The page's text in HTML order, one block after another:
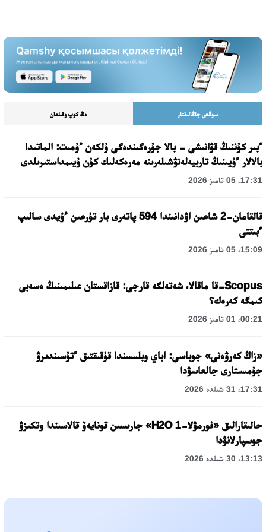
سوڭعى جاڭالىقتار ەڭ كوپ وقىلعان
ءبىر كۇننىڭ قۋانىشى - بالا جۇرەگىندەگى ۇلكەن ءۇمىت: الماتىدا
بالالار ءۇيىنىڭ تاربيەلەنۋشىلەرىنە مەرەكەلىك كۇن ۇيىمداستىرىلدى
17:31، 05 تامىز 2026
قالقامان-2 شاعىن اۋدانىندا 594 پاتەرى بار تۇرعىن ءۇيدى سالىپ
ءبىتتى
15:09، 05 تامىز 2026
Scopus-قا ماقالا، شەتەلگە قارجى: قازاقستان عىلىمىنىڭ ەسەبى
كىمگە كەرەك؟
00:21، 01 تامىز 2026
«زاڭ كەرۋەنى» جوباسى: اباي وبلىسىندا قۇقىقتىق ءتۇسىندىرۋ
جۇمىستارى جالعاسۋدا
17:31، 31 شىلدە 2026
حالىقارالىق «فورمۋلا-1 H2O» جارىسىن قونايەۆ قالاسىندا وتكىزۋ
جوسپارلانۋدا
13:13، 30 شىلدە 2026
اسحات اسىلبەكوۆ: كۇشتى بيلىككە كۇشتى تۇلعالار كەرەك!